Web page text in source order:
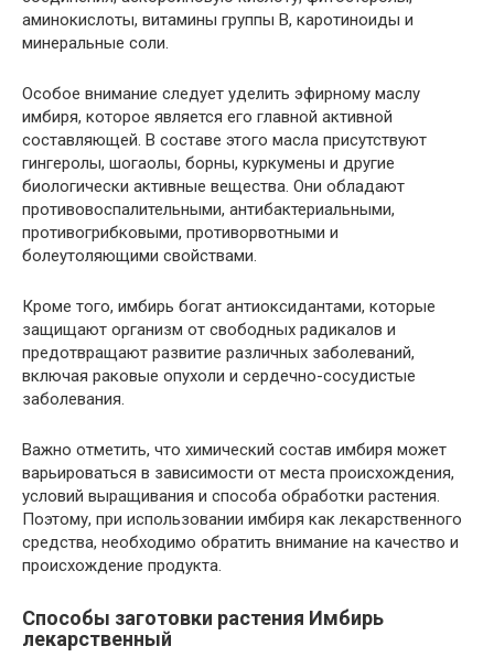
аминокислоты, витамины группы В, каротиноиды и
минеральные соли.
Особое внимание следует уделить эфирному маслу
имбиря, которое является его главной активной
составляющей. В составе этого масла присутствуют
гингеролы, шогаолы, борны, куркумены и другие
биологически активные вещества. Они обладают
противовоспалительными, антибактериальными,
противогрибковыми, противорвотными и
болеутоляющими свойствами.
Кроме того, имбирь богат антиоксидантами, которые
защищают организм от свободных радикалов и
предотвращают развитие различных заболеваний,
включая раковые опухоли и сердечно-сосудистые
заболевания.
Важно отметить, что химический состав имбиря может
варьироваться в зависимости от места происхождения,
условий выращивания и способа обработки растения.
Поэтому, при использовании имбиря как лекарственного
средства, необходимо обратить внимание на качество и
происхождение продукта.
Способы заготовки растения Имбирь
лекарственный